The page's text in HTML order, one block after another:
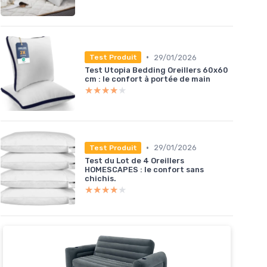
Test Produit •
29/01/2026
Test Utopia Bedding Oreillers 60x60
cm : le confort à portée de main
★★★★★
★★★★★
Test Produit •
29/01/2026
Test du Lot de 4 Oreillers
HOMESCAPES : le confort sans
chichis.
★★★★★
★★★★★